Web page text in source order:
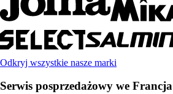
Odkryj wszystkie nasze marki
Serwis posprzedażowy we Francja